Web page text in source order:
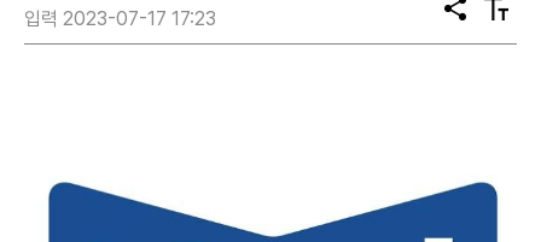
입력 2023-07-17 17:23
공
유
텍
스